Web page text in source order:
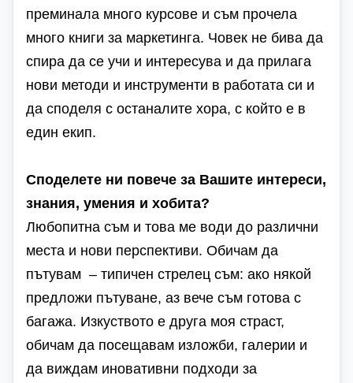
преминала много курсове и съм прочела
много книги за маркетинга. Човек не бива да
спира да се учи и интересува и да прилага
нови методи и инструменти в работата си и
да споделя с останалите хора, с който е в
един екип.
Споделете ни повече за Вашите интереси,
знания, умения и хобита?
Любопитна съм и това ме води до различни
места и нови перспективи. Обичам да
пътувам – типичен стрелец съм: ако някой
предложи пътуване, аз вече съм готова с
багажа. Изкуството е друга моя страст,
обичам да посещавам изложби, галерии и
да виждам иновативни подходи за